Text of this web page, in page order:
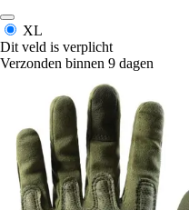
XL
Dit veld is verplicht
Verzonden binnen 9 dagen